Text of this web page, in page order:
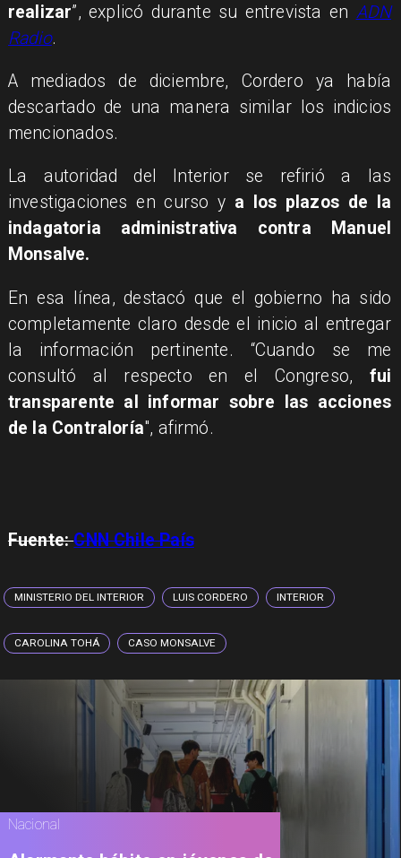
realizar”, explicó durante su entrevista en ADN
Radio.
A mediados de diciembre, Cordero ya había
descartado de una manera similar los indicios
mencionados.
La autoridad del Interior se refirió a las
investigaciones en curso y a los plazos de la
indagatoria administrativa contra Manuel
Monsalve.
En esa línea, destacó que el gobierno ha sido
completamente claro desde el inicio al entregar
la información pertinente. “Cuando se me
consultó al respecto en el Congreso, fui
transparente al informar sobre las acciones
de la Contraloría", afirmó.
Fuente:CNN Chile País
MINISTERIO DEL INTERIOR LUIS CORDERO INTERIOR
CAROLINA TOHÁ CASO MONSALVE
Nacional